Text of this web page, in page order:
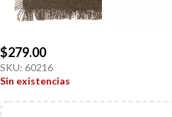
$279.00
SKU: 60216
Sin existencias